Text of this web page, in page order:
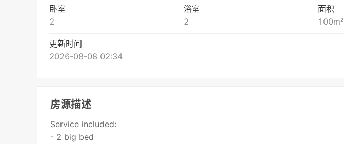
卧室
2
浴室
2
面积
100m²
更新时间
2026-08-08 02:34
房源描述
Service included:
- 2 big bed